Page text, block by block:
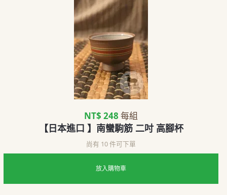
NT$ 248 每組
【日本進口 】南蠻駒筋 二吋 高腳杯
尚有 10 件可下單
放入購物車